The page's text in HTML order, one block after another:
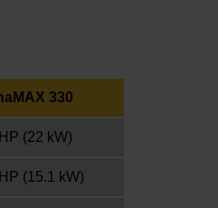
330
(22 kW)
(15.1 kW)